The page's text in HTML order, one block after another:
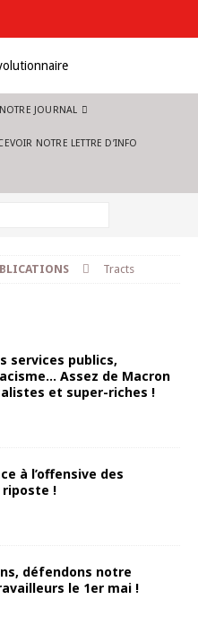
NOTRE JOURNAL
NOTRE LETTRE D’INFO
Tracts
services publics,
Assez de Macron
et super-riches !
à l’offensive des
!
défendons notre
le 1er mai !